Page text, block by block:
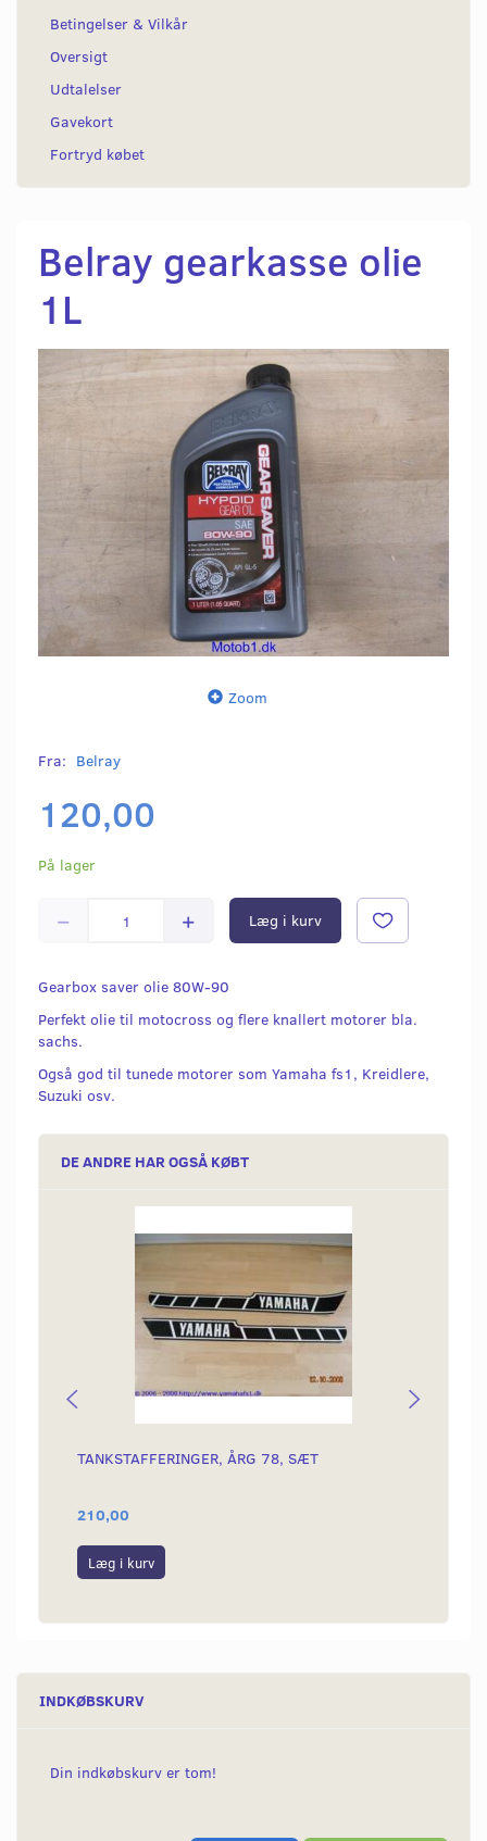
Betingelser & Vilkår
Oversigt
Udtalelser
Gavekort
Fortryd købet
Belray gearkasse olie
1L
Zoom
Fra: Belray
120,00
På lager
Læg i kurv
Gearbox saver olie 80W-90
Perfekt olie til motocross og flere knallert motorer bla.
sachs.
Også god til tunede motorer som Yamaha fs1, Kreidlere,
Suzuki osv.
DE ANDRE HAR OGSÅ KØBT
TANKSTAFFERINGER, ÅRG 78, SÆT
210,00
Læg i kurv
INDKØBSKURV
Din indkøbskurv er tom!